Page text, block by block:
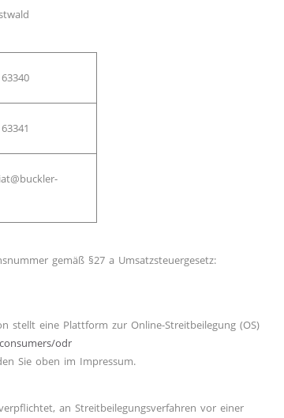
gemäß §27 a Umsatzsteuergesetz:
stellt eine Plattform zur Online-Streitbeilegung (OS)
odr
Sie oben im Impressum.
an Streitbeilegungsverfahren vor einer